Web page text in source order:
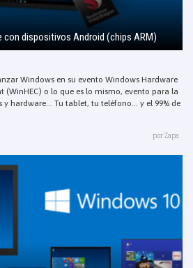
dispositivos Android (chips ARM)
Windows en su evento Windows Hardware
(WinHEC) o lo que es lo mismo, evento para la
hardware… Tu tablet, tu teléfono… y el 99% de
porZapa